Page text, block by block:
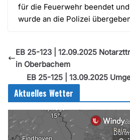
für die Feuerwehr beendet
wurde an die Polizei
EB 25-123 | 12.09.2025
in Oberbachem
EB 25-125 | 13.09.2025
Aktuelles Wetter